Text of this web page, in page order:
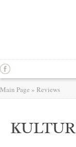
Main Page » Reviews